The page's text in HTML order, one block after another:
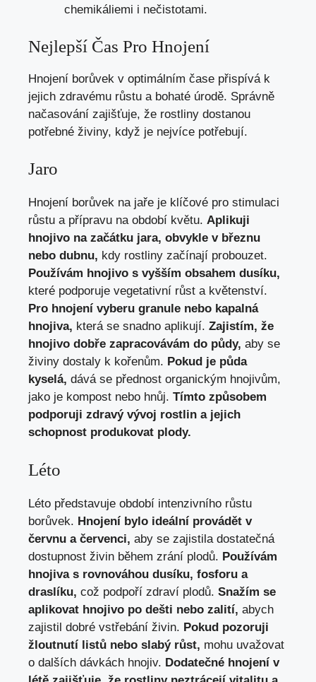
chemikáliemi i nečistotami.
Nejlepší Čas Pro Hnojení
Hnojení borůvek v optimálním čase přispívá k
jejich zdravému růstu a bohaté úrodě. Správně
načasování zajišťuje, že rostliny dostanou
potřebné živiny, když je nejvíce potřebují.
Jaro
Hnojení borůvek na jaře je klíčové pro stimulaci
růstu a přípravu na období květu. Aplikuji
hnojivo na začátku jara, obvykle v březnu
nebo dubnu, kdy rostliny začínají probouzet.
Používám hnojivo s vyšším obsahem dusíku,
které podporuje vegetativní růst a květenství.
Pro hnojení vyberu granule nebo kapalná
hnojiva, která se snadno aplikují. Zajistím, že
hnojivo dobře zapracovávám do půdy, aby se
živiny dostaly k kořenům. Pokud je půda
kyselá, dává se přednost organickým hnojivům,
jako je kompost nebo hnůj. Tímto způsobem
podporuji zdravý vývoj rostlin a jejich
schopnost produkovat plody.
Léto
Léto představuje období intenzivního růstu
borůvek. Hnojení bylo ideální provádět v
červnu a červenci, aby se zajistila dostatečná
dostupnost živin během zrání plodů. Používám
hnojiva s rovnováhou dusíku, fosforu a
draslíku, což podpoří zdraví plodů. Snažím se
aplikovat hnojivo po dešti nebo zalití, abych
zajistil dobré vstřebání živin. Pokud pozoruji
žloutnutí listů nebo slabý růst, mohu uvažovat
o dalších dávkách hnojiv. Dodatečné hnojení v